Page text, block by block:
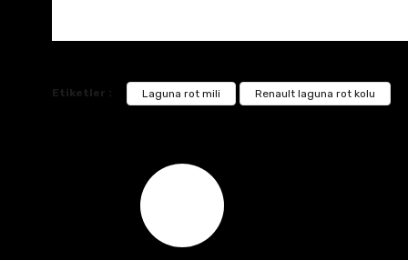
Etiketler : Laguna rot mili Renault laguna rot kolu